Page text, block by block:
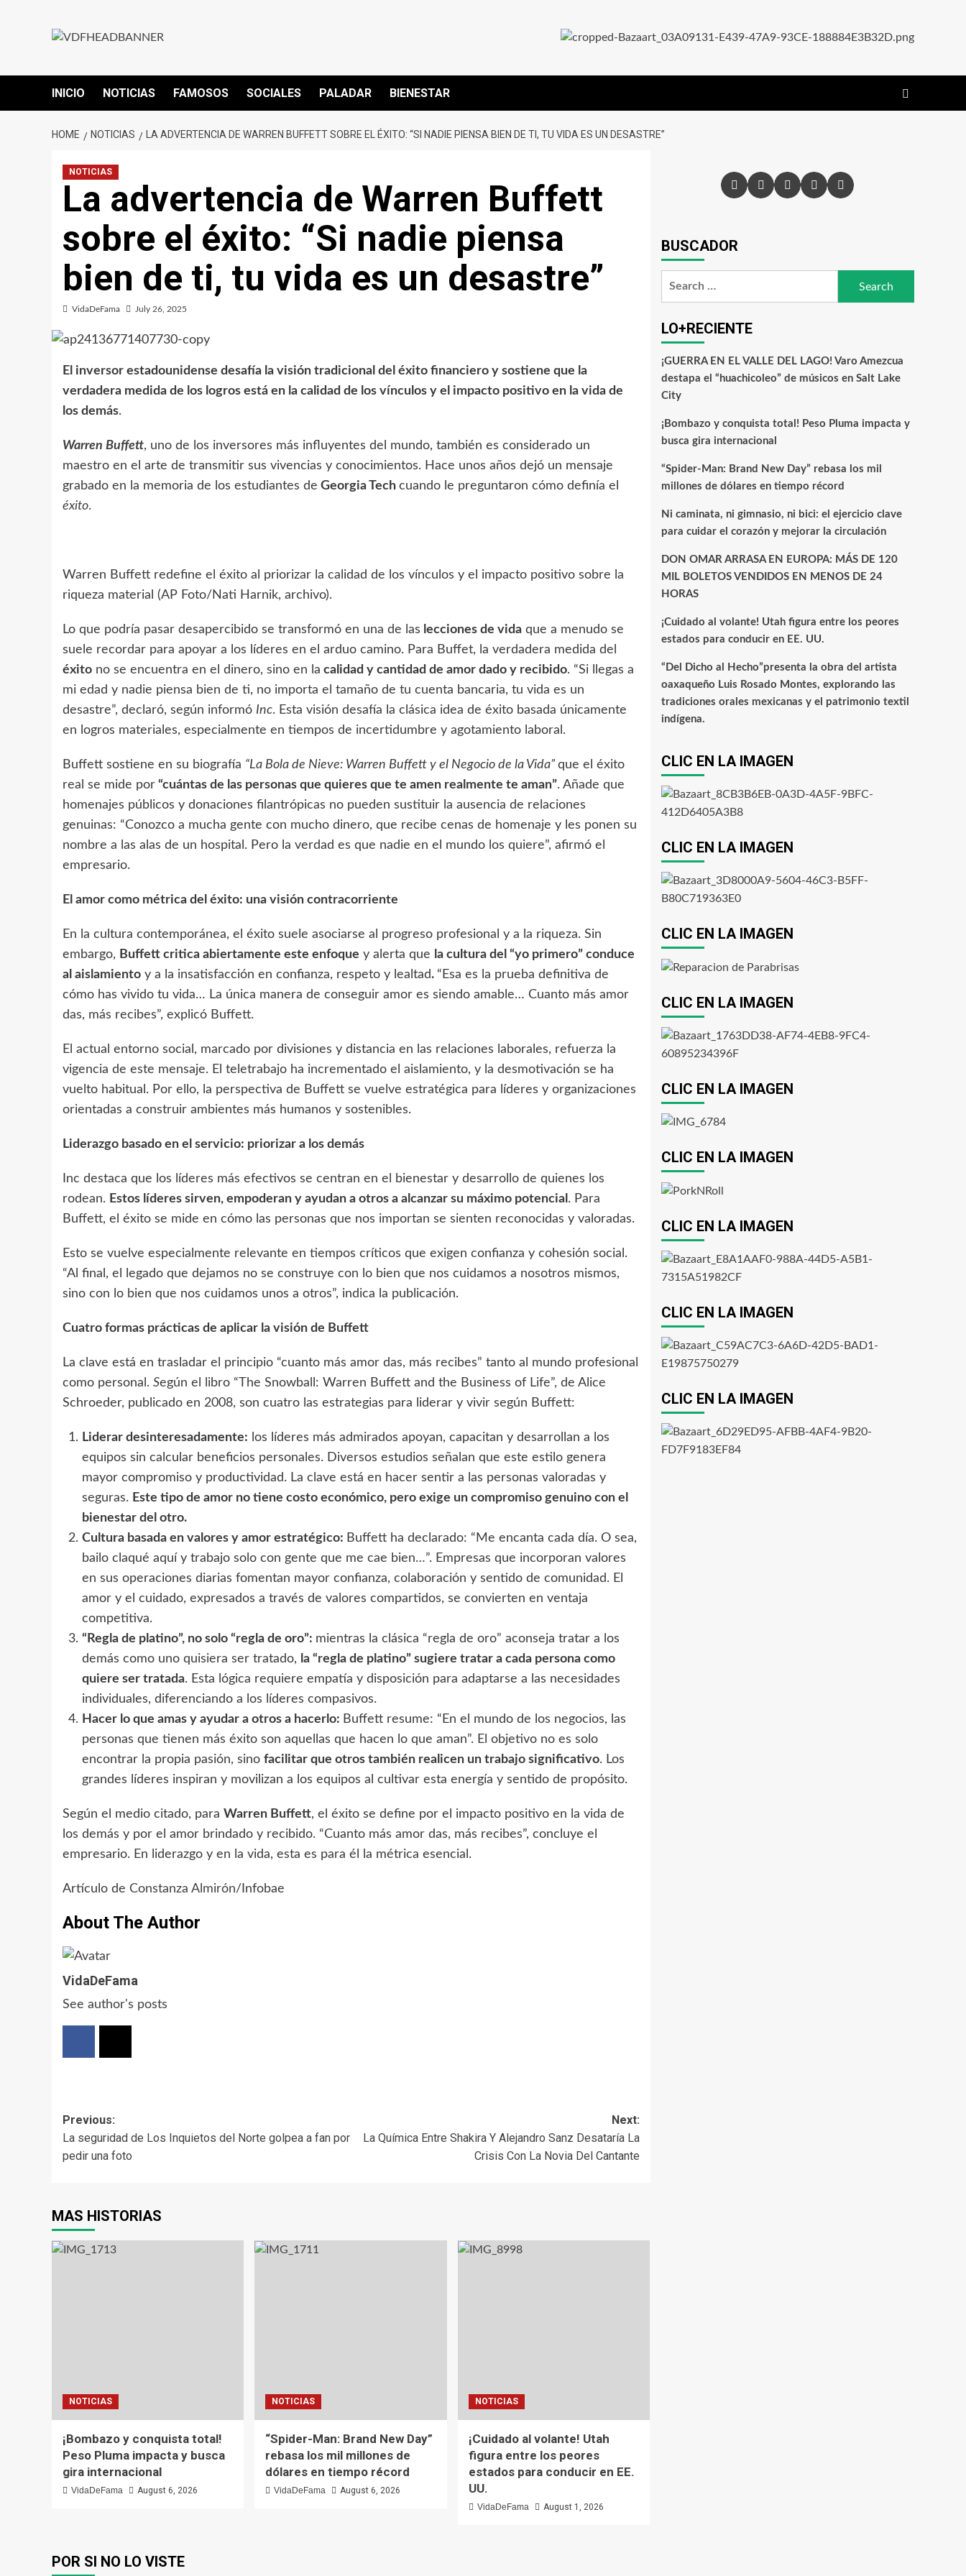
INICIO NOTICIAS FAMOSOS SOCIALES PALADAR BIENESTAR
HOME NOTICIAS LA ADVERTENCIA DE WARREN BUFFETT SOBRE EL ÉXITO: “SI NADIE PIENSA BIEN DE TI, TU VIDA ES UN DESASTRE”
NOTICIAS
La advertencia de Warren Buffett
sobre el éxito: “Si nadie piensa
bien de ti, tu vida es un desastre”
VidaDeFama July 26, 2025
El inversor estadounidense desafía la visión tradicional del éxito financiero y sostiene que la
verdadera medida de los logros está en la calidad de los vínculos y el impacto positivo en la vida de
los demás.
Warren Buffett, uno de los inversores más influyentes del mundo, también es considerado un
maestro en el arte de transmitir sus vivencias y conocimientos. Hace unos años dejó un mensaje
grabado en la memoria de los estudiantes de Georgia Tech cuando le preguntaron cómo definía el
éxito.
Warren Buffett redefine el éxito al priorizar la calidad de los vínculos y el impacto positivo sobre la
riqueza material (AP Foto/Nati Harnik, archivo).
Lo que podría pasar desapercibido se transformó en una de las lecciones de vida que a menudo se
suele recordar para apoyar a los líderes en el arduo camino. Para Buffet, la verdadera medida del
éxito no se encuentra en el dinero, sino en la calidad y cantidad de amor dado y recibido. “Si llegas a
mi edad y nadie piensa bien de ti, no importa el tamaño de tu cuenta bancaria, tu vida es un
desastre”, declaró, según informó Inc. Esta visión desafía la clásica idea de éxito basada únicamente
en logros materiales, especialmente en tiempos de incertidumbre y agotamiento laboral.
Buffett sostiene en su biografía “La Bola de Nieve: Warren Buffett y el Negocio de la Vida” que el éxito
real se mide por “cuántas de las personas que quieres que te amen realmente te aman”. Añade que
homenajes públicos y donaciones filantrópicas no pueden sustituir la ausencia de relaciones
genuinas: “Conozco a mucha gente con mucho dinero, que recibe cenas de homenaje y les ponen su
nombre a las alas de un hospital. Pero la verdad es que nadie en el mundo los quiere”, afirmó el
empresario.
El amor como métrica del éxito: una visión contracorriente
En la cultura contemporánea, el éxito suele asociarse al progreso profesional y a la riqueza. Sin
embargo, Buffett critica abiertamente este enfoque y alerta que la cultura del “yo primero” conduce
al aislamiento y a la insatisfacción en confianza, respeto y lealtad. “Esa es la prueba definitiva de
cómo has vivido tu vida… La única manera de conseguir amor es siendo amable… Cuanto más amor
das, más recibes”, explicó Buffett.
El actual entorno social, marcado por divisiones y distancia en las relaciones laborales, refuerza la
vigencia de este mensaje. El teletrabajo ha incrementado el aislamiento, y la desmotivación se ha
vuelto habitual. Por ello, la perspectiva de Buffett se vuelve estratégica para líderes y organizaciones
orientadas a construir ambientes más humanos y sostenibles.
Liderazgo basado en el servicio: priorizar a los demás
Inc destaca que los líderes más efectivos se centran en el bienestar y desarrollo de quienes los
rodean. Estos líderes sirven, empoderan y ayudan a otros a alcanzar su máximo potencial . Para
Buffett, el éxito se mide en cómo las personas que nos importan se sienten reconocidas y valoradas.
Esto se vuelve especialmente relevante en tiempos críticos que exigen confianza y cohesión social.
“Al final, el legado que dejamos no se construye con lo bien que nos cuidamos a nosotros mismos,
sino con lo bien que nos cuidamos unos a otros”, indica la publicación.
Cuatro formas prácticas de aplicar la visión de Buffett
La clave está en trasladar el principio “cuanto más amor das, más recibes” tanto al mundo profesional
como personal. Según el libro “The Snowball: Warren Buffett and the Business of Life”, de Alice
Schroeder, publicado en 2008, son cuatro las estrategias para liderar y vivir según Buffett:
Liderar desinteresadamente: los líderes más admirados apoyan, capacitan y desarrollan a los
equipos sin calcular beneficios personales. Diversos estudios señalan que este estilo genera
mayor compromiso y productividad. La clave está en hacer sentir a las personas valoradas y
seguras. Este tipo de amor no tiene costo económico, pero exige un compromiso genuino con el
bienestar del otro.
Cultura basada en valores y amor estratégico: Buffett ha declarado: “Me encanta cada día. O sea,
bailo claqué aquí y trabajo solo con gente que me cae bien…”. Empresas que incorporan valores
en sus operaciones diarias fomentan mayor confianza, colaboración y sentido de comunidad. El
amor y el cuidado, expresados a través de valores compartidos, se convierten en ventaja
competitiva.
“Regla de platino”, no solo “regla de oro”: mientras la clásica “regla de oro” aconseja tratar a los
demás como uno quisiera ser tratado, la “regla de platino” sugiere tratar a cada persona como
quiere ser tratada. Esta lógica requiere empatía y disposición para adaptarse a las necesidades
individuales, diferenciando a los líderes compasivos.
Hacer lo que amas y ayudar a otros a hacerlo: Buffett resume: “En el mundo de los negocios, las
personas que tienen más éxito son aquellas que hacen lo que aman”. El objetivo no es solo
encontrar la propia pasión, sino facilitar que otros también realicen un trabajo significativo. Los
grandes líderes inspiran y movilizan a los equipos al cultivar esta energía y sentido de propósito.
Según el medio citado, para Warren Buffett, el éxito se define por el impacto positivo en la vida de
los demás y por el amor brindado y recibido. “Cuanto más amor das, más recibes”, concluye el
empresario. En liderazgo y en la vida, esta es para él la métrica esencial.
Artículo de Constanza Almirón/Infobae
About The Author
VidaDeFama
See author's posts
Post
navigation
Previous:
La seguridad de Los Inquietos del Norte golpea a fan por
pedir una foto
Next:
La Química Entre Shakira Y Alejandro Sanz Desataría La
Crisis Con La Novia Del Cantante
MAS HISTORIAS
NOTICIAS
¡Bombazo y conquista total!
Peso Pluma impacta y busca
gira internacional
VidaDeFama August 6, 2026
NOTICIAS
“Spider-Man: Brand New Day”
rebasa los mil millones de
dólares en tiempo récord
VidaDeFama August 6, 2026
NOTICIAS
¡Cuidado al volante! Utah
figura entre los peores
estados para conducir en EE.
UU.
VidaDeFama August 1, 2026
Facebook
X InstagramYouTubePinterest
BUSCADOR
LO+RECIENTE
¡GUERRA EN EL VALLE DEL LAGO! Varo Amezcua
destapa el “huachicoleo” de músicos en Salt Lake
City
¡Bombazo y conquista total! Peso Pluma impacta y
busca gira internacional
“Spider-Man: Brand New Day” rebasa los mil
millones de dólares en tiempo récord
Ni caminata, ni gimnasio, ni bici: el ejercicio clave
para cuidar el corazón y mejorar la circulación
DON OMAR ARRASA EN EUROPA: MÁS DE 120
MIL BOLETOS VENDIDOS EN MENOS DE 24
HORAS
¡Cuidado al volante! Utah figura entre los peores
estados para conducir en EE. UU.
“Del Dicho al Hecho”presenta la obra del artista
oaxaqueño Luis Rosado Montes, explorando las
tradiciones orales mexicanas y el patrimonio textil
indígena.
CLIC EN LA IMAGEN
CLIC EN LA IMAGEN
CLIC EN LA IMAGEN
CLIC EN LA IMAGEN
CLIC EN LA IMAGEN
CLIC EN LA IMAGEN
CLIC EN LA IMAGEN
CLIC EN LA IMAGEN
CLIC EN LA IMAGEN
POR SI NO LO VISTE